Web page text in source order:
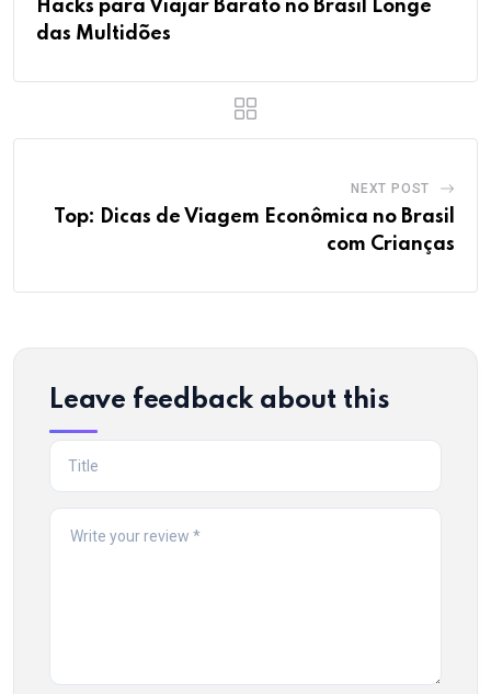
Hacks para Viajar Barato no Brasil Longe
das Multidões
NEXT POST
Top: Dicas de Viagem Econômica no Brasil
com Crianças
Leave feedback about this